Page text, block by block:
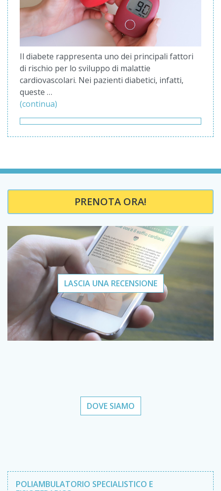
Il diabete rappresenta uno dei principali fattori
di rischio per lo sviluppo di malattie
cardiovascolari. Nei pazienti diabetici, infatti,
queste …
(continua)
PRENOTA ORA!
LASCIA UNA RECENSIONE
DOVE SIAMO
POLIAMBULATORIO SPECIALISTICO E